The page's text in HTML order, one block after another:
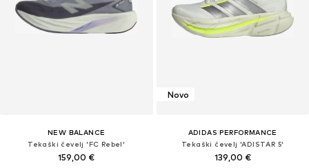
NEW BALANCE
Tekaški čevelj 'FC Rebel'
159,00 €
Novo
ADIDAS PERFORMANCE
Tekaški čevelj 'ADISTAR 5'
139,00 €